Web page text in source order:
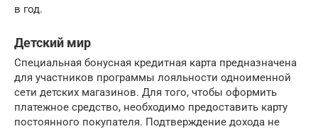
в год.
Детский мир
Специальная бонусная кредитная карта предназначена
для участников программы лояльности одноименной
сети детских магазинов. Для того, чтобы оформить
платежное средство, необходимо предоставить карту
постоянного покупателя. Подтверждение дохода не